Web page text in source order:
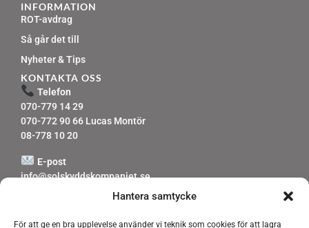
Hantera samtycke
För att ge en bra upplevelse använder vi teknik som cookies för att lagra
INFORMATION
ROT-avdrag
Så går det till
Nyheter & Tips
KONTAKTA OSS
Telefon
070-779 14 29
070-772 90 66 Lucas Montör
08-778 10 20
E-post
info@solskyddskompaniet.se